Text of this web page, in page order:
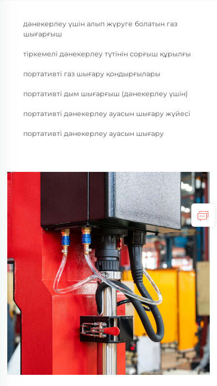
дәнекерлеу үшін алып жүруге болатын газ
шығарғыш
тіркемелі дәнекерлеу түтінін сорғыш құрылғы
портативті газ шығару қондырғылары
портативті дым шығарғыш (дәнекерлеу үшін)
портативті дәнекерлеу ауасын шығару жүйесі
портативті дәнекерлеу ауасын шығару